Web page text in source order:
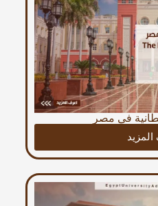
في مصر